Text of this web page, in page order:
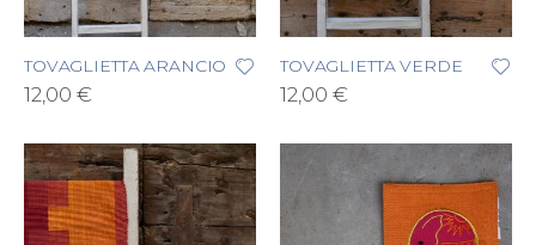
TOVAGLIETTA ARANCIO
12,00 €
TOVAGLIETTA VERDE
12,00 €